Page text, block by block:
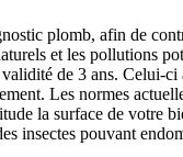
plomb, afin de
et les pollutions
de 3 ans.
Les normes
la surface de votre
insectes pouvant